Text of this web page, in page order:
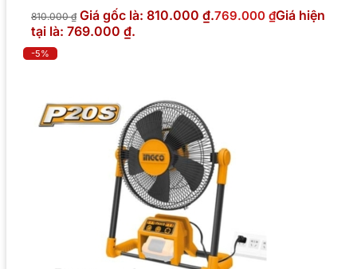
810.000₫ Giá gốc là: 810.000 ₫.769.000 ₫Giá hiện
tại là: 769.000 ₫.
-5%